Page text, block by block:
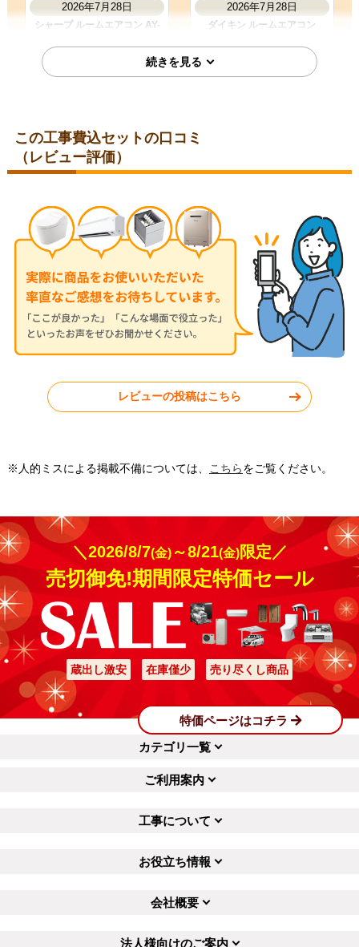
2026年7月28日
シャープ ルームエアコン AY-
埼玉県比企郡
2026年7月28日
ダイキン ルームエアコン
コロナ ルームエアコン RC-
V2826R-W
神奈川県秦野市
三菱 ルームエアコン MSZ-
JXV2526-W
東京都小平市
工事実績をもっと見る
この工事費込セットの口コミ
（レビュー評価）
レビューの投稿はこちら
※人的ミスによる掲載不備については、 こちらをご覧ください。
＼2026/8/7(金)～8/21(金)限定／
売切御免!期間限定特価セール
蔵出し激安 在庫僅少 売り尽くし商品
特価ページはコチラ
カテゴリ一覧
ご利用案内
工事について
お役立ち情報
会社概要
法人様向けのご案内